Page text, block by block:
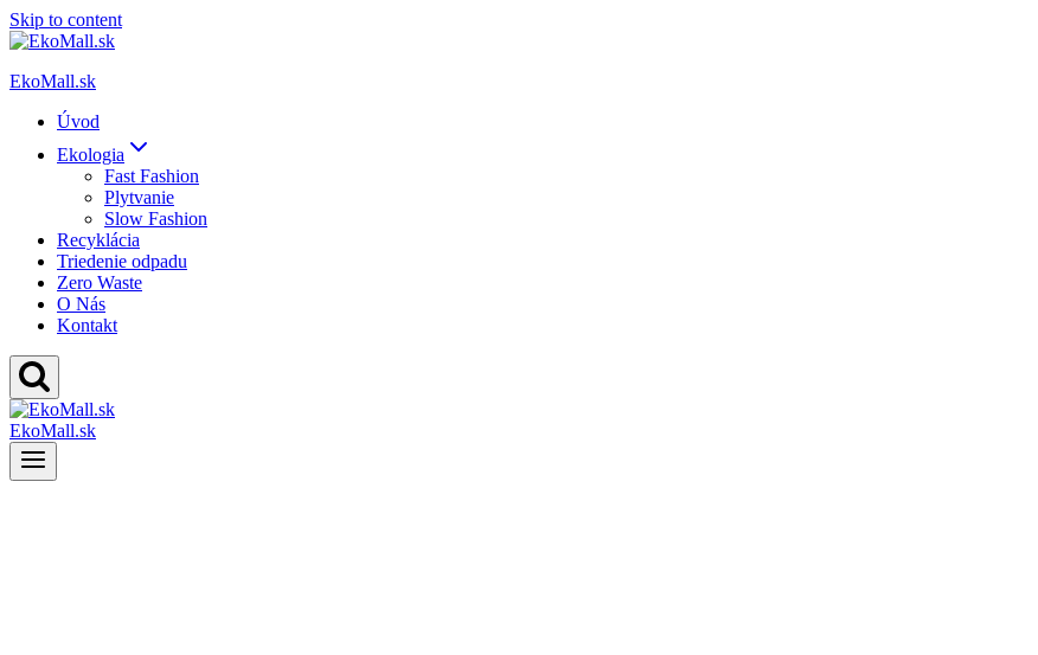
Skip to content
EkoMall.sk
Úvod
Ekologia
Fast Fashion
Plytvanie
Slow Fashion
Recyklácia
Triedenie odpadu
Zero Waste
O Nás
Kontakt
EkoMall.sk